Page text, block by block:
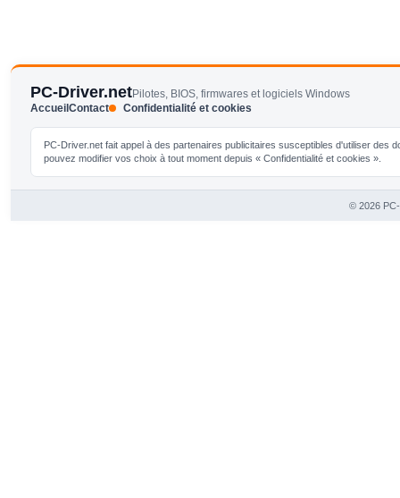
PC-Driver.netPilotes, BIOS, firmwares et logiciels Windows
AccueilContact Confidentialité et cookies
PC-Driver.net fait appel à des partenaires publicitaires susceptibles d'utiliser
pouvez modifier vos choix à tout moment depuis « Confidentialité et cookies ».
© 2026